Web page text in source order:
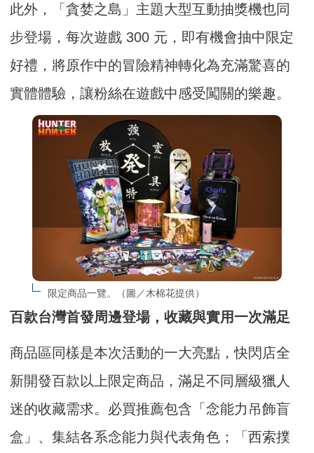
此外，「貪婪之島」主題大型互動抽獎機也同
步登場，每次遊戲 300 元，即有機會抽中限定
好禮，將原作中的冒險精神轉化為充滿驚喜的
實體體驗，讓粉絲在遊戲中感受闖關的樂趣。
限定商品一覽。（圖／木棉花提供）
百款台灣首發周邊登場，收藏與實用一次滿足
商品區同樣是本次活動的一大亮點，快閃店全
新開發百款以上限定商品，滿足不同層級獵人
迷的收藏需求。必買推薦包含「念能力吊飾盲
盒」、集結各系念能力與代表角色；「西索撲